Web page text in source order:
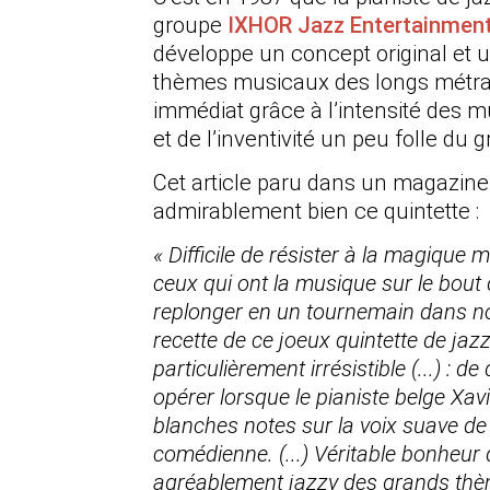
groupe IXHOR Jazz
développe un concept original et
thèmes musicaux des longs
immédiat grâce à l’intensité des
et de l’inventivité un peu folle du
Cet article paru dans un
admirablement bien ce quintette :
« Difficile de résister à la magique
ceux qui ont la musique sur le
replonger en un tournemain dans
recette de ce joeux quintette de
particulièrement irrésistible (...) :
opérer lorsque le pianiste belge
blanches notes sur la voix suave
comédienne. (...) Véritable
agréablement jazzy des grands